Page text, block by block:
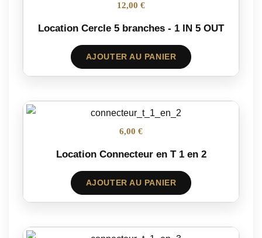
12,00 €
Location Cercle 5 branches - 1 IN 5 OUT
AJOUTER AU PANIER
6,00 €
Location Connecteur en T 1 en 2
AJOUTER AU PANIER